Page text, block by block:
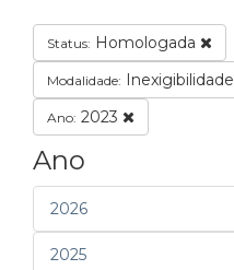
Status: Homologada
Modalidade: Inexigibilidade
Ano: 2023
Ano
2026
2025